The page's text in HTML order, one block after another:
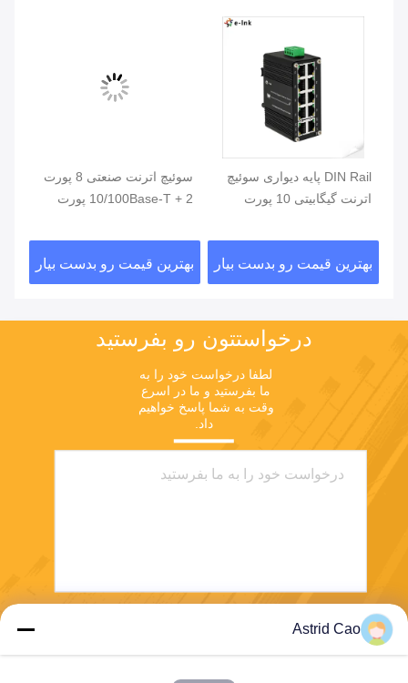
DIN Rail پایه دیواری سوئیچ
اترنت گیگابیتی 10 پورت
بهترین قیمت رو بدست بیار
سوئیچ اترنت صنعتی 8 پورت
10/100Base-T + 2 پورت
بهترین قیمت رو بدست بیار
درخواستتون رو بفرستيد
ما بفرستید و ما در اسرع
داد.
Astrid Cao